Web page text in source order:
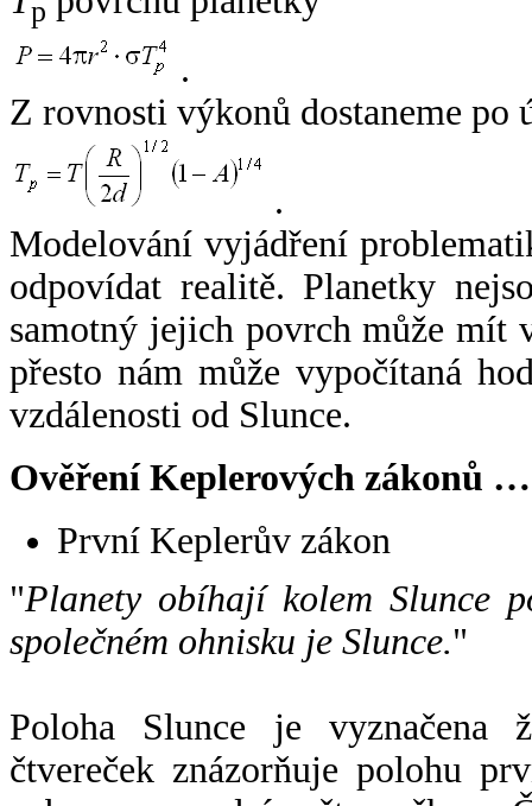
p
.
Z rovnosti výkonů dostaneme po
.
Modelování vyjádření
odpovídat realitě. Planetky
samotný jejich povrch může mít
přesto nám může vypočítaná
vzdálenosti od Slunce.
Ověření Keplerových zákonů …
První Keplerův zákon
"Planety obíhají kolem Slunce
společném ohnisku je Slunce."
Poloha Slunce je vyznačena
čtvereček znázorňuje polohu